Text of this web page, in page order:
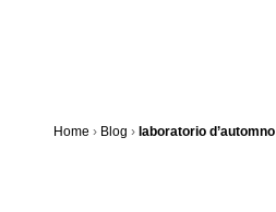
Home › Blog › laboratorio d’automno